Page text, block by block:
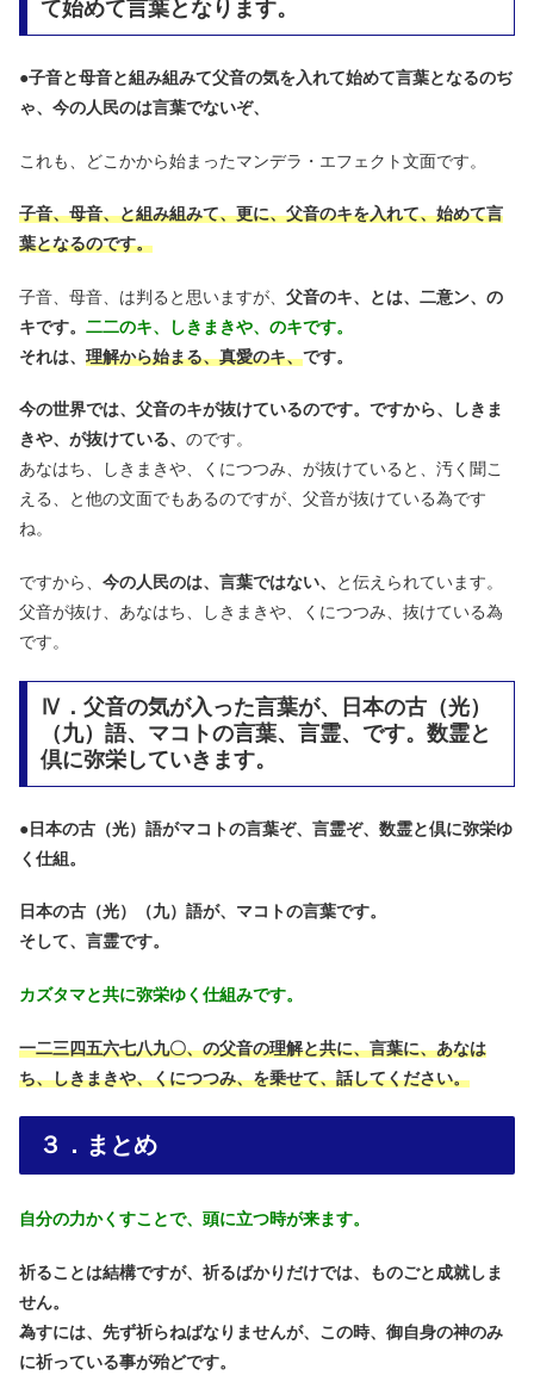
て始めて言葉となります。
●子音と母音と組み組みて父音の気を入れて始めて言葉となるのぢ
ゃ、今の人民のは言葉でないぞ、
これも、どこかから始まったマンデラ・エフェクト文面です。
子音、母音、と組み組みて、更に、父音のキを入れて、始めて言
葉となるのです。
子音、母音、は判ると思いますが、 父音のキ、とは、二意ン、の
キです。 二二のキ、しきまきや、のキです。
それは、 理解から始まる、真愛のキ、です。
今の世界では、父音のキが抜けているのです。ですから、しきま
きや、が抜けている、 のです。
あなはち、しきまきや、くにつつみ、が抜けていると、汚く聞こ
える、と他の文面でもあるのですが、父音が抜けている為です
ね。
ですから、 今の人民のは、言葉ではない、
と伝えられています。
父音が抜け、あなはち、しきまきや、くにつつみ、抜けている為
です。
Ⅳ．父音の気が入った言葉が、日本の古（光）
（九）語、マコトの言葉、言霊、です。数霊と
倶に弥栄していきます。
●日本の古（光）語がマコトの言葉ぞ、言霊ぞ、数霊と倶に弥栄ゆ
く仕組。
日本の古（光）（九）語が、マコトの言葉です。
そして、言霊です。
カズタマと共に弥栄ゆく仕組みです。
一二三四五六七八九〇、の父音の理解と共に、言葉に、あなは
ち、しきまきや、くにつつみ、を乗せて、話してください。
３．まとめ
自分の力かくすことで、頭に立つ時が来ます。
祈ることは結構ですが、祈るばかりだけでは、ものごと成就しま
せん。
為すには、先ず祈らねばなりませんが、この時、御自身の神のみ
に祈っている事が殆どです。